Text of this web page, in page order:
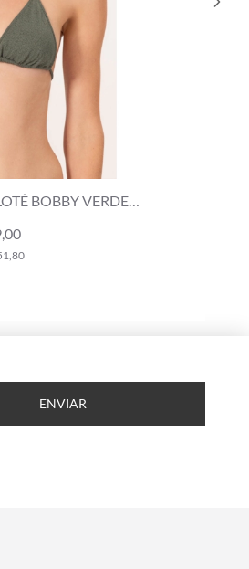
CLÁSSICOS VERDE
63,00
ENVIAR